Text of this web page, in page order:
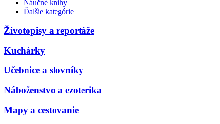
Náučné knihy
Ďalšie kategórie
Životopisy a reportáže
Kuchárky
Učebnice a slovníky
Náboženstvo a ezoterika
Mapy a cestovanie